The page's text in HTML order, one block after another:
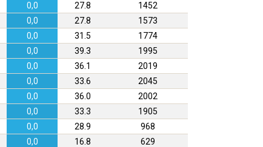
0,0 27.8
1452
0,0 27.8
1573
0,0 31.5
1774
0,0 39.3
1995
0,0 36.1
2019
0,0 33.6
2045
0,0 36.0
2002
0,0 33.3
1905
0,0 28.9
968
0,0 16.8
629